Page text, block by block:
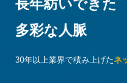
長年紡いできた
多彩な人脈
30年以上業界で積み上げたネ